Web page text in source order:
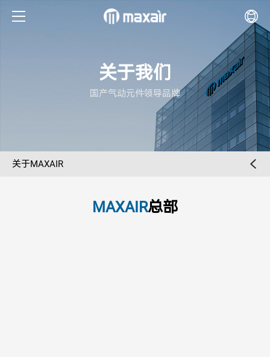
关于我们
国产气动元件领导品牌
关于MAXAIR
MAXAIR总部